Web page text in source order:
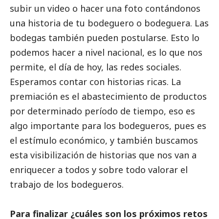
subir un video o hacer una foto contándonos
una historia de tu bodeguero o bodeguera. Las
bodegas también pueden postularse. Esto lo
podemos hacer a nivel nacional, es lo que nos
permite, el día de hoy, las redes sociales.
Esperamos contar con historias ricas. La
premiación es el abastecimiento de productos
por determinado período de tiempo, eso es
algo importante para los bodegueros, pues es
el estímulo económico, y también buscamos
esta visibilización de historias que nos van a
enriquecer a todos y sobre todo valorar el
trabajo de los bodegueros.
Para finalizar ¿cuáles son los próximos retos